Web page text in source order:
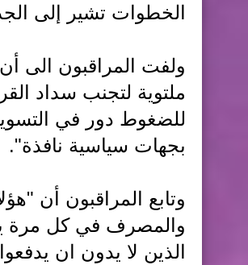
الخطوات تشير إلى
ولفت المراقبون الى
ملتوية لتجنب سداد
للضغوط دور في
بجهات سياسية نافذة".
وتابع المراقبون أن
والمصرف في كل مرة
الذين لا يدون ان